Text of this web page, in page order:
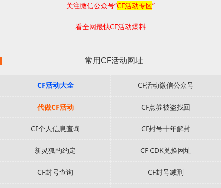
关注微信公众号“CF活动专区”
看全网最快CF活动爆料
常用CF活动网址
CF活动大全 CF活动微信公众号
代做CF活动 CF点券被盗找回
CF个人信息查询 CF封号十年解封
新灵狐的约定 CF CDK兑换网址
CF封号查询 CF封号减刑